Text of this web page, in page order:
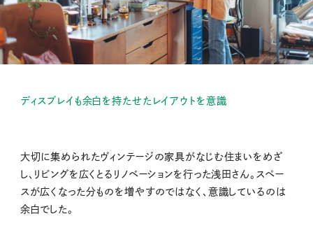
ディスプレイも余白を持たせたレイアウトを意識
大切に集められたヴィンテージの家具がなじむ住まいをめざ
し、リビングを広くとるリノベーションを行った浅田さん。スペー
スが広くなった分ものを増やすのではなく、意識しているのは
余白でした。